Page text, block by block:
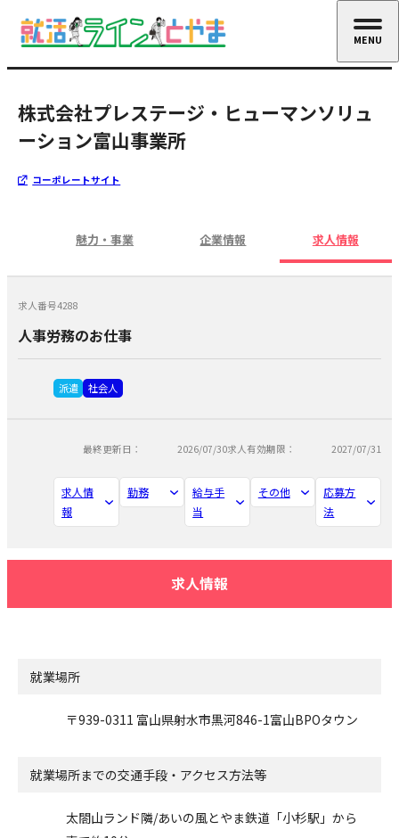
株式会社プレステージ・ヒューマンソリュ
ーション富山事業所
コーポレートサイト
魅力・事業 企業情報 求人情報
求人番号4288
人事労務のお仕事
派遣 社会人
最終更新日： 2026/07/30求人有効期限： 2027/07/31
求人情
報
勤務
給与手
当
その他
応募方
法
求人情報
就業場所
〒939-0311 富山県射水市黒河846-1富山BPOタウン
就業場所までの交通手段・アクセス方法等
太閤山ランド隣/あいの風とやま鉄道「小杉駅」から
MENU